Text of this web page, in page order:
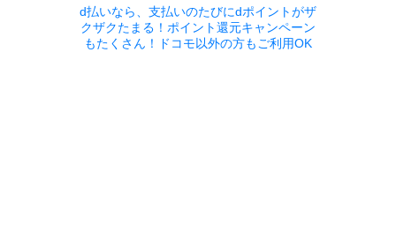
d払いなら、支払いのたびにdポイントがザ
クザクたまる！ポイント還元キャンペーン
もたくさん！ドコモ以外の方もご利用OK